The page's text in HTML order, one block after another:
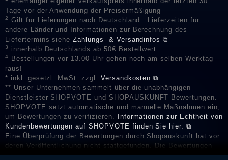
Tage vor der Anwendung der Preisermäßigung
2
Gilt für Lieferungen nach Deutschland . Lieferzeiten für
andere Länder und Informationen zur Berechnung des
Liefertermins sieheZahlungs- & Versandinfos ⧉
3 innerhalb Deutschlands ab 50€ Bestellwert
4
Bestellungen vor 13.00 Uhr gehen noch am selben Werktag
raus!
* inkl. gesetzl. MwSt. zzgl. Versandkosten ⧉
** Unser Unternehmen sammelt über die unabhängigen
Dienstleister SHOPVOTE und SHOPAUSKUNFT Bewertungen.
SHOPVOTE setzt automatische und manuelle Maßnahmen ein,
um Bewertungen zu verifizieren.
Informationen zur Echtheit von
Kundenbewertungen auf SHOPVOTE finden Sie hier. ⧉
Eine Überprüfung der Bewertungen durch Shopauskunft hat vor
deren Veröffentlichung nicht stattgefunden. Die Bewertungen
könnten von Verbrauchern stammen, die die Ware oder